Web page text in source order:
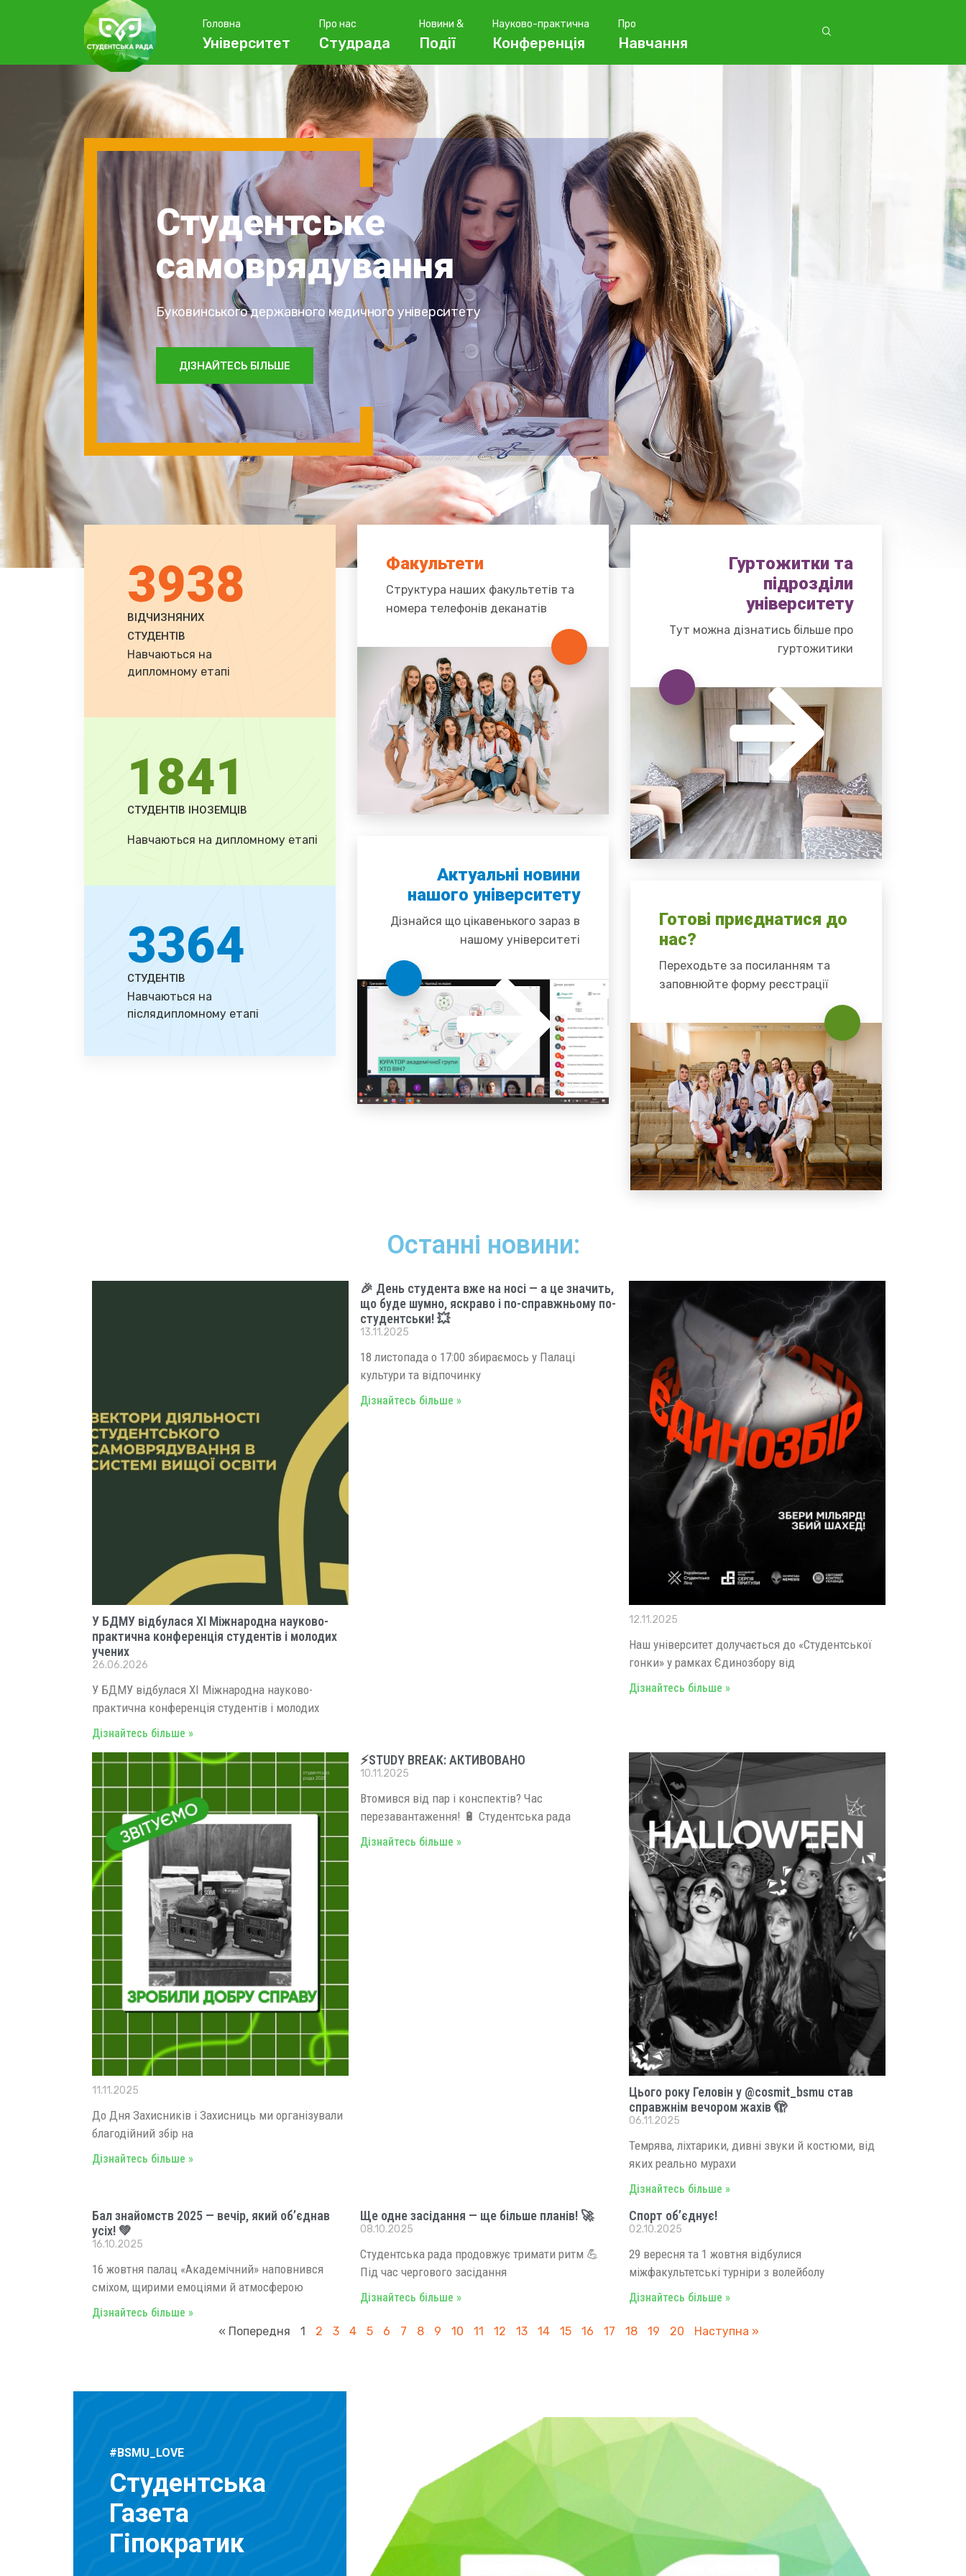
Головна
Університет
Про нас
Студрада
Новини &
Події
Науково-практична
Конференція
Про
Навчання
Студентське
самоврядування
Буковинського державного медичного університету
ДІЗНАЙТЕСЬ БІЛЬШЕ
3938
ВІДЧИЗНЯНИХ
СТУДЕНТІВ
Навчаються на
дипломному етапі
1841
СТУДЕНТІВ ІНОЗЕМЦІВ
Навчаються на дипломному етапі
3364
СТУДЕНТІВ
Навчаються на
післядипломному етапі
Факультети
Структура наших факультетів та
номера телефонів деканатів
Актуальні новини
нашого університету
Дізнайся що цікавенького зараз в
нашому університеті
Гуртожитки та
підрозділи
університету
Тут можна дізнатись більше про
гуртожитики
Готові приєднатися до
нас?
Переходьте за посиланням та
заповнюйте форму реєстрації
Останні новини:
У БДМУ відбулася XI Міжнародна науково-
практична конференція студентів і молодих
учених
26.06.2026
У БДМУ відбулася XI Міжнародна науково-
практична конференція студентів і молодих
Дізнайтесь більше »
🎉 День студента вже на носі — а це значить,
що буде шумно, яскраво і по-справжньому по-
студентськи! 💥
13.11.2025
18 листопада о 17:00 збираємось у Палаці
культури та відпочинку
Дізнайтесь більше »
12.11.2025
Наш університет долучається до «Студентської
гонки» у рамках Єдинозбору від
Дізнайтесь більше »
11.11.2025
До Дня Захисників і Захисниць ми організували
благодійний збір на
Дізнайтесь більше »
⚡️STUDY BREAK: АКТИВОВАНО
10.11.2025
Втомився від пар і конспектів? Час
перезавантаження! 🔋 Студентська рада
Дізнайтесь більше »
Цього року Геловін у @cosmit_bsmu став
справжнім вечором жахів 🫣
06.11.2025
Темрява, ліхтарики, дивні звуки й костюми, від
яких реально мурахи
Дізнайтесь більше »
Бал знайомств 2025 — вечір, який об’єднав
усіх! 💚
16.10.2025
16 жовтня палац «Академічний» наповнився
сміхом, щирими емоціями й атмосферою
Дізнайтесь більше »
Ще одне засідання — ще більше планів! 🚀
08.10.2025
Студентська рада продовжує тримати ритм 💪
Під час чергового засідання
Дізнайтесь більше »
Спорт об’єднує!
02.10.2025
29 вересня та 1 жовтня відбулися
міжфакультетські турніри з волейболу
Дізнайтесь більше »
« Попередня 1 2 3 4 5 6 7 8 9 10 11 12 13 14 15 16 17 18 19 20 Наступна »
#BSMU_LOVE
Студентська
Газета
Гіпократик